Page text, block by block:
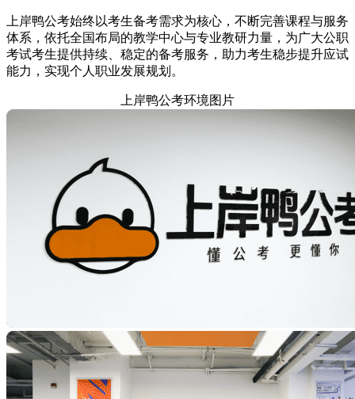
上岸鸭公考始终以考生备考需求为核心，不断完善课程与服务
体系，依托全国布局的教学中心与专业教研力量，为广大公职
考试考生提供持续、稳定的备考服务，助力考生稳步提升应试
能力，实现个人职业发展规划。
上岸鸭公考环境图片